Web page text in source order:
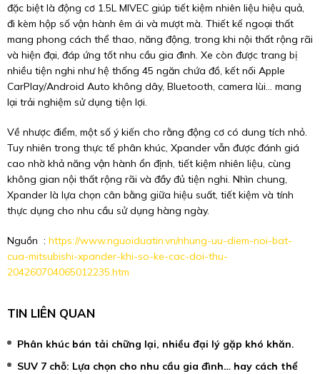
đặc biệt là động cơ 1.5L MIVEC giúp tiết kiệm nhiên liệu hiệu quả,
đi kèm hộp số vận hành êm ái và mượt mà. Thiết kế ngoại thất
mang phong cách thể thao, năng động, trong khi nội thất rộng rãi
và hiện đại, đáp ứng tốt nhu cầu gia đình. Xe còn được trang bị
nhiều tiện nghi như hệ thống 45 ngăn chứa đồ, kết nối Apple
CarPlay/Android Auto không dây, Bluetooth, camera lùi… mang
lại trải nghiệm sử dụng tiện lợi.
Về nhược điểm, một số ý kiến cho rằng động cơ có dung tích nhỏ.
Tuy nhiên trong thực tế phân khúc, Xpander vẫn được đánh giá
cao nhờ khả năng vận hành ổn định, tiết kiệm nhiên liệu, cùng
không gian nội thất rộng rãi và đầy đủ tiện nghi. Nhìn chung,
Xpander là lựa chọn cân bằng giữa hiệu suất, tiết kiệm và tính
thực dụng cho nhu cầu sử dụng hàng ngày.
Nguồn : https://www.nguoiduatin.vn/nhung-uu-diem-noi-bat-
cua-mitsubishi-xpander-khi-so-ke-cac-doi-thu-
204260704065012235.htm
TIN LIÊN QUAN
Phân khúc bán tải chững lại, nhiều đại lý gặp khó khăn.
SUV 7 chỗ: Lựa chọn cho nhu cầu gia đình… hay cách thể